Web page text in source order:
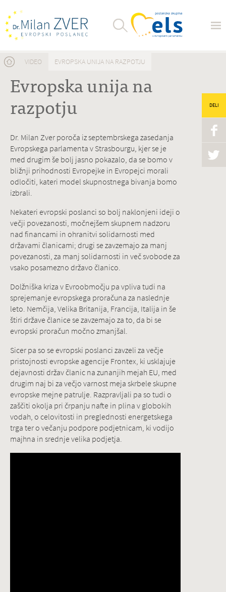
Nahajate se tukaj
VIDEO EVROPSKA UNIJA NA RAZPOTJU
Evropska unija na
razpotju DELI
Dr. Milan Zver poroča iz septembrskega zasedanja
Evropskega parlamenta v Strasbourgu, kjer se je
med drugim še bolj jasno pokazalo, da se bomo v
bližnji prihodnosti Evropejke in Evropejci morali
odločiti, kateri model skupnostnega bivanja bomo
izbrali.
Nekateri evropski poslanci so bolj naklonjeni ideji o
večji povezanosti, močnejšem skupnem nadzoru
nad financami in ohranitvi solidarnosti med
državami članicami; drugi se zavzemajo za manj
povezanosti, za manj solidarnosti in več svobode za
vsako posamezno državo članico.
Dolžniška kriza v Evroobmočju pa vpliva tudi na
sprejemanje evropskega proračuna za naslednje
leto. Nemčija, Velika Britanija, Francija, Italija in še
štiri države članice se zavzemajo za to, da bi se
evropski proračun močno zmanjšal.
Sicer pa so se evropski poslanci zavzeli za večje
pristojnosti evropske agencije Frontex, ki usklajuje
dejavnosti držav članic na zunanjih mejah EU, med
drugim naj bi za večjo varnost meja skrbele skupne
evropske mejne patrulje. Razpravljali pa so tudi o
zaščiti okolja pri črpanju nafte in plina v globokih
vodah, o celovitosti in preglednosti energetskega
trga ter o večanju podpore podjetnicam, ki vodijo
majhna in srednje velika podjetja.